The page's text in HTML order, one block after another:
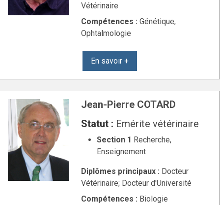
Vétérinaire
Compétences :
Ophtalmologie
En savoir +
Jean-Pierre COTARD
Statut : Emérite vétérinaire
Section 1 Recherche,
Enseignement
Diplômes principaux : Docteur
Vétérinaire; Docteur d'Université
Compétences :